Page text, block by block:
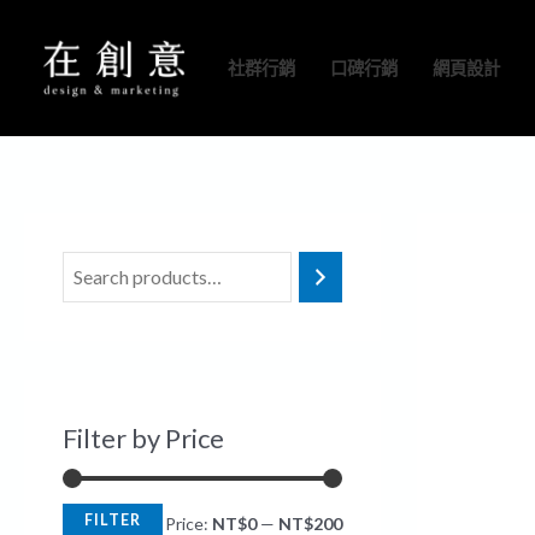
社群行銷 口碑行銷 網頁設計
Filter by Price
i
p
c
a
p
c
FILTER Price: NT$0— NT$200